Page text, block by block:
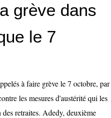
grève dans
le 7
à faire grève le 7 octobre, par
les mesures d'austérité qui les
retraites. Adedy, deuxième